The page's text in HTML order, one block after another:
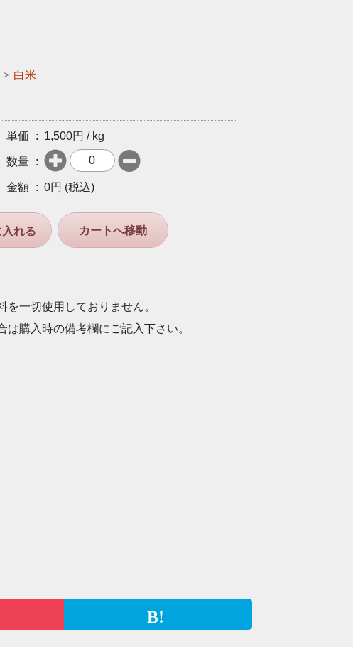
白米
単価 1,500円 / kg
数量  
金額 0円 (税込)
れる カートへ移動
を一切使用しておりません。
は購入時の備考欄にご記入下さい。